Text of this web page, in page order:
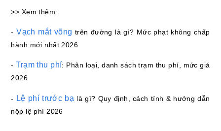
>> Xem thêm:
-Vạch mắt võng trên đường là gì? Mức phạt không chấp
hành mới nhất 2026
-Trạm thu phí: Phân loại, danh sách trạm thu phí, mức giá
2026
- Lệ phí trước bạ là gì? Quy định, cách tính & hướng dẫn
nộp lệ phí 2026